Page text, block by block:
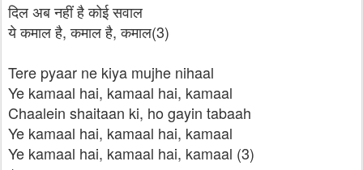
दिल अब नहीं है कोई सवाल
ये कमाल है, कमाल है, कमाल(3)
Tere pyaar ne kiya mujhe nihaal
Ye kamaal hai, kamaal hai, kamaal
Chaalein shaitaan ki, ho gayin tabaah
Ye kamaal hai, kamaal hai, kamaal
Ye kamaal hai, kamaal hai, kamaal (3)